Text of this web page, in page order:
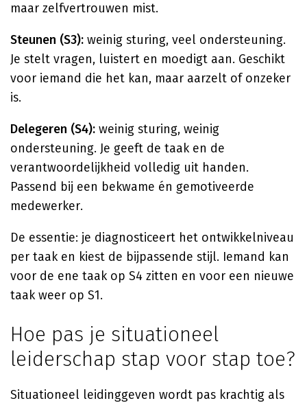
maar zelfvertrouwen mist.
Steunen (S3): weinig sturing, veel ondersteuning.
Je stelt vragen, luistert en moedigt aan. Geschikt
voor iemand die het kan, maar aarzelt of onzeker
is.
Delegeren (S4): weinig sturing, weinig
ondersteuning. Je geeft de taak en de
verantwoordelijkheid volledig uit handen.
Passend bij een bekwame én gemotiveerde
medewerker.
De essentie: je diagnosticeert het ontwikkelniveau
per taak en kiest de bijpassende stijl. Iemand kan
voor de ene taak op S4 zitten en voor een nieuwe
taak weer op S1.
Hoe pas je situationeel
leiderschap stap voor stap toe?
Situationeel leidinggeven wordt pas krachtig als